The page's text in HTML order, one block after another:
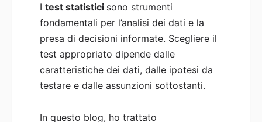
Itest statistici sono strumenti
fondamentali per l’analisi dei dati e la
presa di decisioni informate. Scegliere il
test appropriato dipende dalle
caratteristiche dei dati, dalle ipotesi da
testare e dalle assunzioni sottostanti.
In questo blog, ho trattato